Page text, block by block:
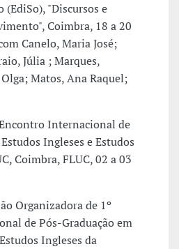
(EdiSo), "Discursos e
Coimbra, 18 a 20
Canelo, Maria José;
Júlia ; Marques,
Matos, Ana Raquel;
Internacional de
Ingleses e Estudos
Coimbra, FLUC, 02 a 03
Organizadora de 1º
de Pós-Graduação em
Ingleses da